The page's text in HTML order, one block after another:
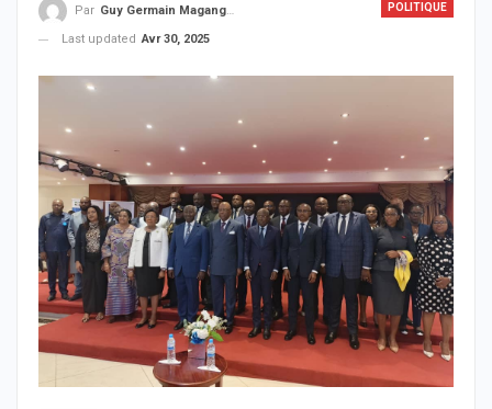
POLITIQUE
Par Guy Germain Maganga Nziengui
Last updated Avr 30, 2025